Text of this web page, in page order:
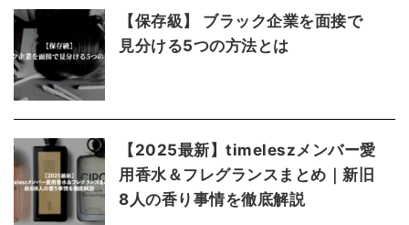
【保存級】 ブラック企業を面接で
見分ける5つの方法とは
【2025最新】timeleszメンバー愛
用香水＆フレグランスまとめ｜新旧
8人の香り事情を徹底解説